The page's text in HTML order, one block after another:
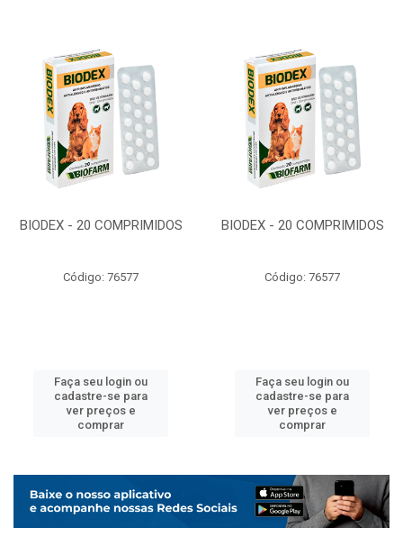
BIODEX - 20 COMPRIMIDOS
Código: 76577
Faça seu login ou
cadastre-se para
ver preços e
comprar
BIODEX - 20 COMPRIMIDOS
Código: 76577
Faça seu login ou
cadastre-se para
ver preços e
comprar